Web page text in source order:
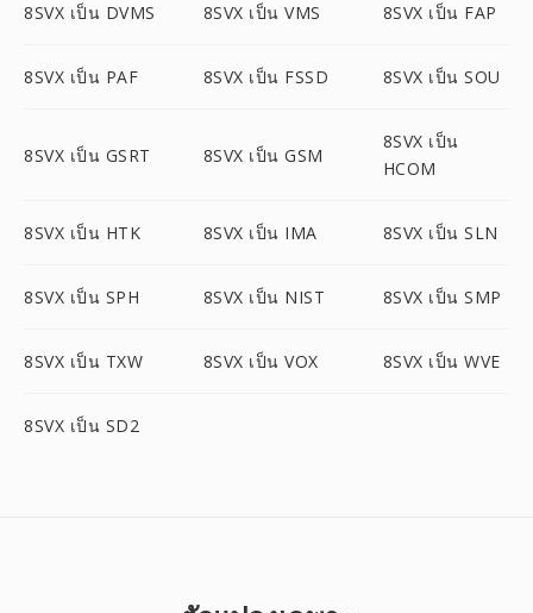
8SVX เป็น DVMS 8SVX เป็น VMS 8SVX เป็น FAP
8SVX เป็น PAF 8SVX เป็น FSSD 8SVX เป็น SOU
8SVX เป็น GSRT 8SVX เป็น GSM
8SVX เป็น
HCOM
8SVX เป็น HTK 8SVX เป็น IMA 8SVX เป็น SLN
8SVX เป็น SPH 8SVX เป็น NIST 8SVX เป็น SMP
8SVX เป็น TXW 8SVX เป็น VOX 8SVX เป็น WVE
8SVX เป็น SD2